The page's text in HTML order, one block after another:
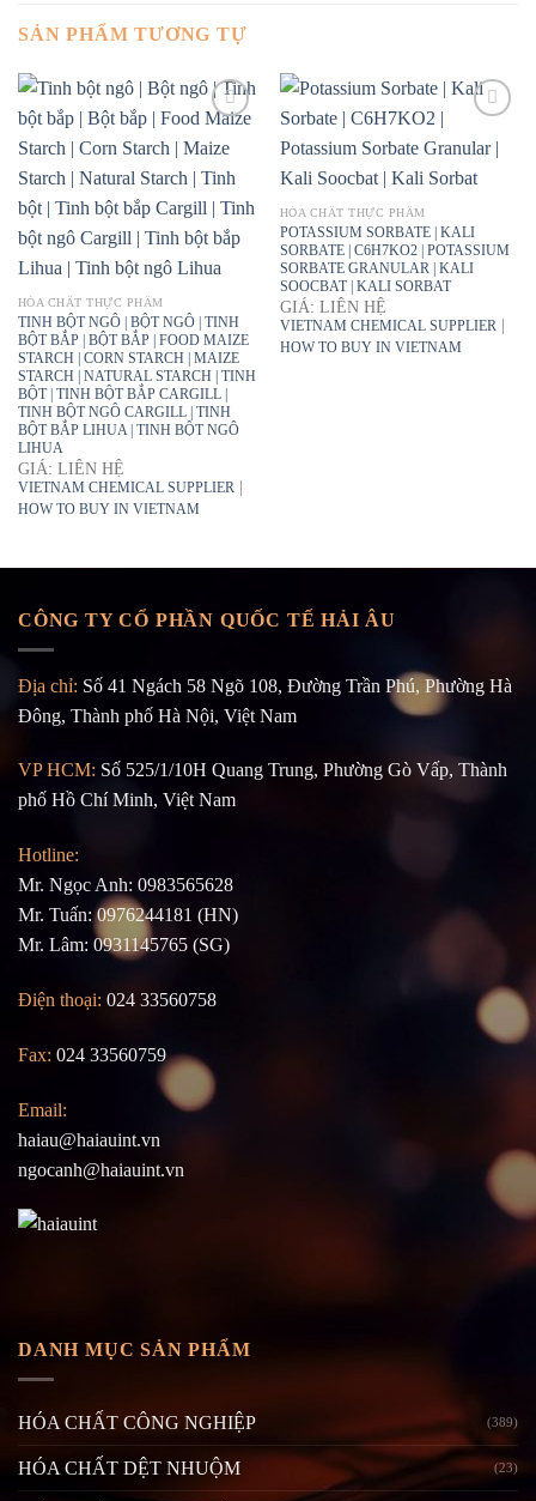
SẢN PHẨM TƯƠNG TỰ
HÓA CHẤT THỰC PHẨM
TINH BỘT NGÔ | BỘT NGÔ | TINH
BỘT BẮP | BỘT BẮP | FOOD MAIZE
STARCH | CORN STARCH | MAIZE
STARCH | NATURAL STARCH | TINH
BỘT | TINH BỘT BẮP CARGILL |
TINH BỘT NGÔ CARGILL | TINH
BỘT BẮP LIHUA | TINH BỘT NGÔ
LIHUA
GIÁ: LIÊN HỆ
VIETNAM CHEMICAL SUPPLIER|
HOW TO BUY IN VIETNAM
HÓA CHẤT THỰC PHẨM
POTASSIUM SORBATE | KALI
SORBATE | C6H7KO2 | POTASSIUM
SORBATE GRANULAR | KALI
SOOCBAT | KALI SORBAT
GIÁ: LIÊN HỆ
VIETNAM CHEMICAL SUPPLIER|
HOW TO BUY IN VIETNAM
CÔNG TY CỔ PHẦN QUỐC TẾ HẢI ÂU
Địa chỉ: Số 41 Ngách 58 Ngõ 108, Đường Trần Phú, Phường Hà
Đông, Thành phố Hà Nội, Việt Nam
VP HCM: Số 525/1/10H Quang Trung, Phường Gò Vấp, Thành
phố Hồ Chí Minh, Việt Nam
Hotline:
Mr. Ngọc Anh: 0983565628
Mr. Tuấn: 0976244181 (HN)
Mr. Lâm: 0931145765 (SG)
Điện thoại: 024 33560758
Fax: 024 33560759
Email:
haiau@haiauint.vn
ngocanh@haiauint.vn
DANH MỤC SẢN PHẨM
HÓA CHẤT CÔNG NGHIỆP (389)
HÓA CHẤT DỆT NHUỘM (23)